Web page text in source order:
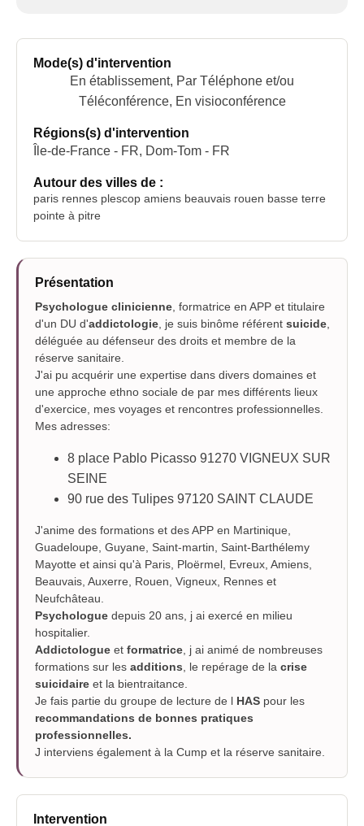
Mode(s) d'intervention
En établissement, Par Téléphone et/ou
Téléconférence, En visioconférence
Régions(s) d'intervention
Île-de-France - FR, Dom-Tom - FR
Autour des villes de :
paris rennes plescop amiens beauvais rouen basse terre
pointe à pitre
Présentation
Psychologue clinicienne , formatrice en APP et titulaire
d'un DU d'addictologie , je suis binôme référent suicide
déléguée au défenseur des droits et membre de la
réserve sanitaire.
J'ai pu acquérir une expertise dans divers domaines et
une approche ethno sociale de par mes différents lieux
d'exercice, mes voyages et rencontres professionnelles.
Mes adresses:
8 place Pablo Picasso 91270 VIGNEUX SUR
SEINE
90 rue des Tulipes 97120 SAINT CLAUDE
J'anime des formations et des APP en Martinique,
Guadeloupe, Guyane, Saint-martin, Saint-Barthélemy
Mayotte et ainsi qu'à Paris, Ploërmel, Evreux, Amiens,
Beauvais, Auxerre, Rouen, Vigneux, Rennes et
Neufchâteau.
Psychologue depuis 20 ans, j ai exercé en milieu
hospitalier.
Addictologue et formatrice , j ai animé de nombreuses
formations sur les additions , le repérage de la crise
suicidaire et la bientraitance.
Je fais partie du groupe de lecture de l HAS pour les
recommandations de bonnes pratiques
professionnelles.
J interviens également à la Cump et la réserve sanitaire.
Intervention